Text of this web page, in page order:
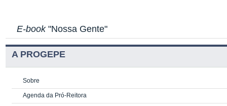
E-book"Nossa Gente"
A PROGEPE
Sobre
Agenda da Pró-Reitora